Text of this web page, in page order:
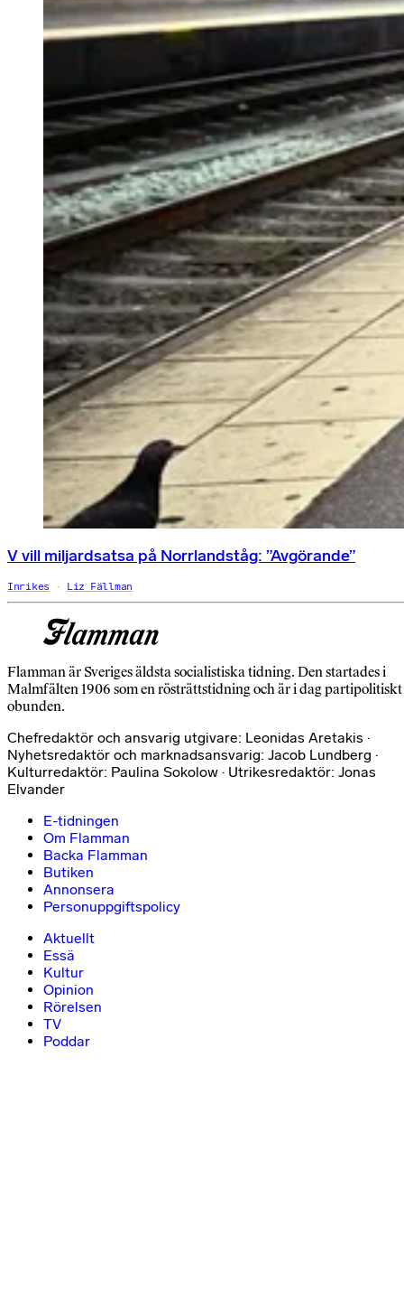
V vill miljardsatsa på Norrlandståg: ”Avgörande”
Inrikes Liz Fällman
Flamman är Sveriges äldsta socialistiska tidning. Den startades i
Malmfälten 1906 som en rösträttstidning och är i dag partipolitiskt
obunden.
Chefredaktör och ansvarig utgivare: Leonidas Aretakis ·
Nyhetsredaktör och marknadsansvarig: Jacob Lundberg ·
Kulturredaktör: Paulina Sokolow · Utrikesredaktör: Jonas
Elvander
E-tidningen
Om Flamman
Backa Flamman
Butiken
Annonsera
Personuppgiftspolicy
Aktuellt
Essä
Kultur
Opinion
Rörelsen
TV
Poddar